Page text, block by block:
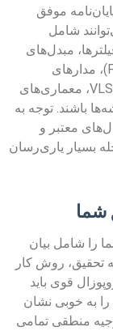
موفق
شامل
مبدل‌های
داده)، مدارهای دیجیتال (مانند پردازنده‌ها، FPGA)، مدارهای
فرکانس بالا (RFIC)، مدارهای قدرت، طراحی VLSI، معماری‌های
باشند. توجه به
معتبر و
بسیار یاری‌رسان
شما
را شامل بیان
تحقیق، روش کار
قوی باید
به خوبی نشان
منطقی تمامی